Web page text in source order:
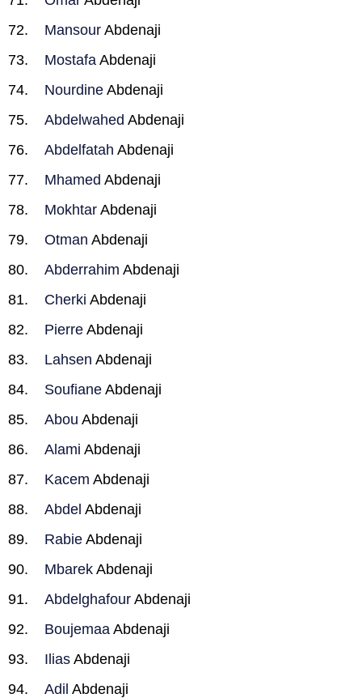
Mansour Abdenaji
Mostafa Abdenaji
Nourdine Abdenaji
Abdelwahed Abdenaji
Abdelfatah Abdenaji
Mhamed Abdenaji
Mokhtar Abdenaji
Otman Abdenaji
Abderrahim Abdenaji
Cherki Abdenaji
Pierre Abdenaji
Lahsen Abdenaji
Soufiane Abdenaji
Abou Abdenaji
Alami Abdenaji
Kacem Abdenaji
Abdel Abdenaji
Rabie Abdenaji
Mbarek Abdenaji
Abdelghafour Abdenaji
Boujemaa Abdenaji
Ilias Abdenaji
Adil Abdenaji